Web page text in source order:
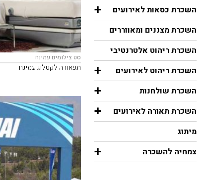
השכרת כסאות לאירועים
+
השכרת מצננים ומאווררים
השכרת ריהוט אלטרנטיבי
השכרת ריהוט לאירועים
+
השכרת שולחנות +
השכרת תאורה לאירועים +
מיתוג
צמחיה להשכרה
+
סט צילומים עמינח
תפאורה לקטלוג עמינח